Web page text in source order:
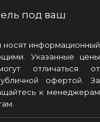
под ваш
носят информационный
Указанные цены
отличаться от
офертой. За
к менеджерам